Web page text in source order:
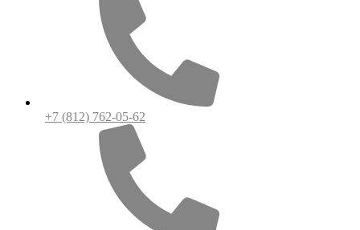
+7 (812) 762-05-62